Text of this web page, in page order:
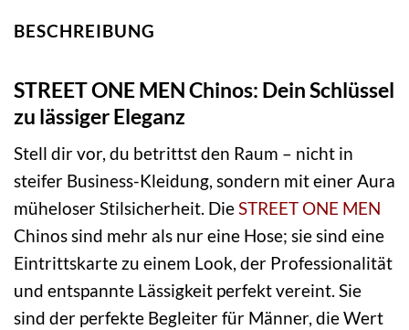
BESCHREIBUNG
STREET ONE MEN Chinos: Dein Schlüssel
zu lässiger Eleganz
Stell dir vor, du betrittst den Raum – nicht in
steifer Business-Kleidung, sondern mit einer Aura
müheloser Stilsicherheit. DieSTREET ONE MEN
Chinos sind mehr als nur eine Hose; sie sind eine
Eintrittskarte zu einem Look, der Professionalität
und entspannte Lässigkeit perfekt vereint. Sie
sind der perfekte Begleiter für Männer, die Wert